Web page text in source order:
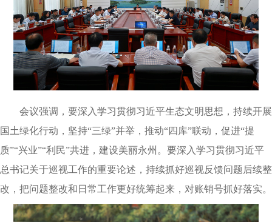
会议强调，要深入学习贯彻习近平生态文明思想，持续开展
国土绿化行动，坚持“三绿”并举，推动“四库”联动，促进“提
质”“兴业”“利民”共进，建设美丽永州。要深入学习贯彻习近平
总书记关于巡视工作的重要论述，持续抓好巡视反馈问题后续整
改，把问题整改和日常工作更好统筹起来，对账销号抓好落实。